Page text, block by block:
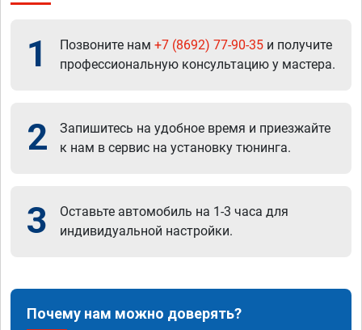
1 Позвоните нам +7 (8692) 77-90-35 и получите
профессиональную консультацию у мастера.
2
Запишитесь на удобное время и приезжайте
к нам в сервис на установку тюнинга.
3
Оставьте автомобиль на 1-3 часа для
индивидуальной настройки.
Почему нам можно доверять?